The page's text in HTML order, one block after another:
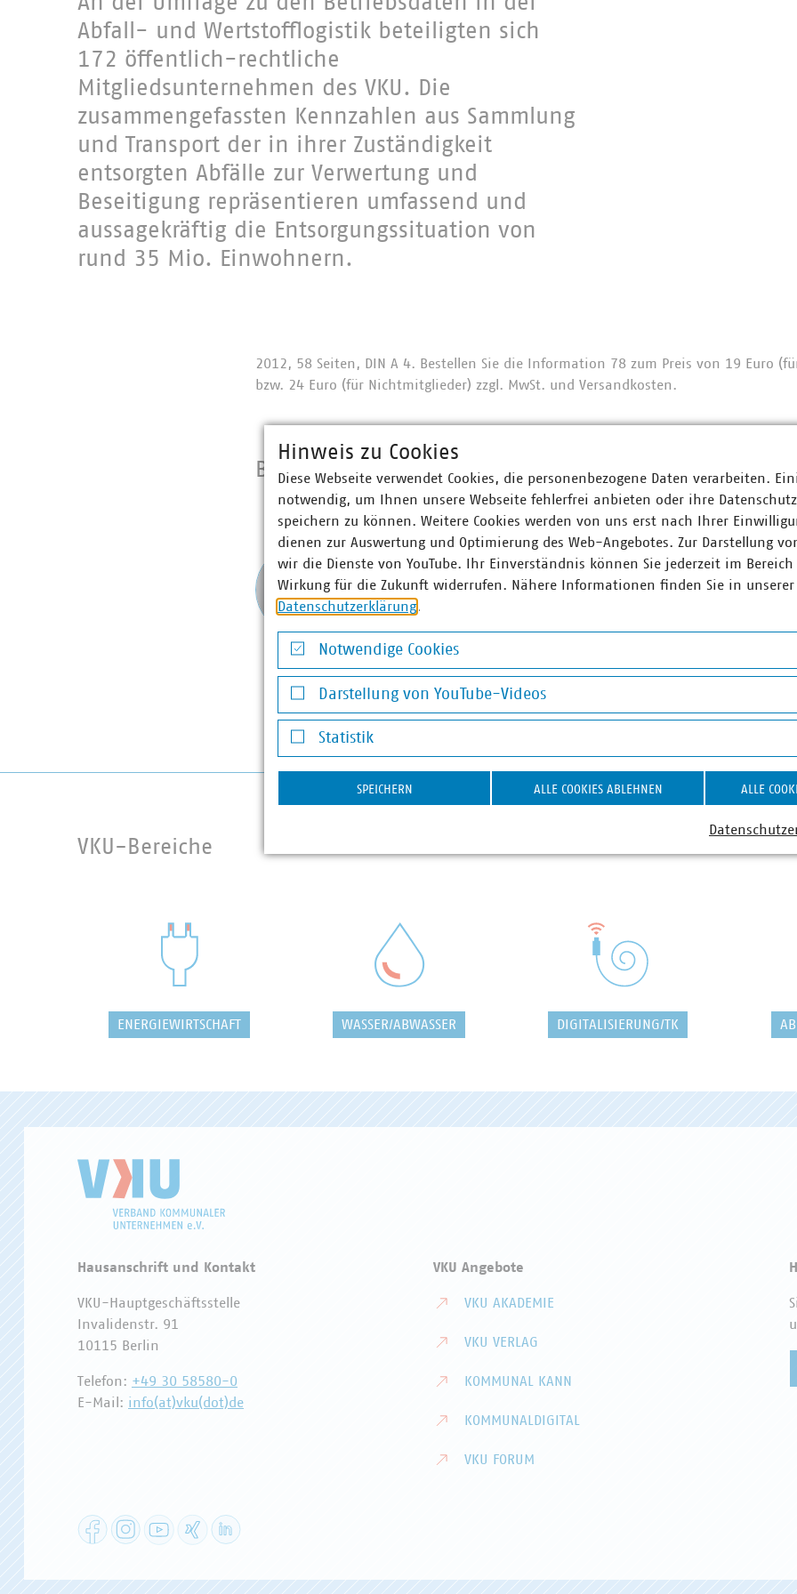
Abfall- und Wertstofflogistik beteiligten sich
172 öffentlich-rechtliche
Mitgliedsunternehmen des VKU. Die
zusammengefassten Kennzahlen aus Sammlung
und Transport der in ihrer Zuständigkeit
entsorgten Abfälle zur Verwertung und
Beseitigung repräsentieren umfassend und
aussagekräftig die Entsorgungssituation von
rund 35 Mio. Einwohnern.
2012, 58 Seiten, DIN A 4. Bestellen Sie die Information 78 zum Preis von 19 Euro
bzw. 24 Euro (für Nichtmitglieder) zzgl. MwSt. und Versandkosten.
Bitte richten Sie Ihre Bestellung schriftlich an
Liane Hermann-Bohr
Assistentin der Geschäftsführung Abfallwirtschaft und Stadtsauberkeit VKS
+49 30 58580-163
bohr(at)vku(dot)de
VKU-Bereiche
ENERGIEWIRTSCHAFT WASSER/ABWASSER DIGITALISIERUNG/TK
Hausanschrift und Kontakt
VKU-Hauptgeschäftsstelle
Invalidenstr. 91
10115 Berlin
Telefon: +49 30 58580-0
E-Mail: info(at)vku(dot)de
VKU Angebote
VKU AKADEMIE
VKU VERLAG
KOMMUNAL KANN
KOMMUNALDIGITAL
VKU FORUM
FacebookInstagramYouTube XING
Hinweis zu Cookies
Diese Webseite verwendet Cookies, die personenbezogene Daten verarbeiten.
notwendig, um Ihnen unsere Webseite fehlerfrei anbieten oder ihre
speichern zu können. Weitere Cookies werden von uns erst nach Ihrer
dienen zur Auswertung und Optimierung des Web-Angebotes. Zur Darstellung
wir die Dienste von YouTube. Ihr Einverständnis können Sie jederzeit im
Wirkung für die Zukunft widerrufen. Nähere Informationen finden Sie in unserer
Datenschutzerklärung.
Notwendige Cookies
Notwendige Cookies
Darstellung von YouTube-Videos
Darstellung von YouTube-Videos
Statistik
Statistik
SPEICHERN ALLE COOKIES ABLEHNEN ALLE